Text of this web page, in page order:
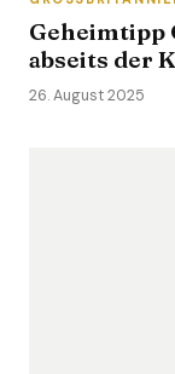
Geheimtipp
abseits der
26. August 2025